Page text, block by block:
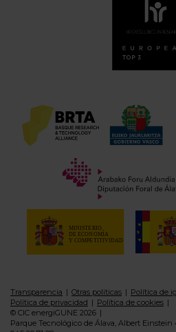
Transparencia Otras politicas Política de
Política de privacidad
Política de cookies
© CIC energiGUNE 2026
Parque Tecnológico de Álava, Albert Einstein